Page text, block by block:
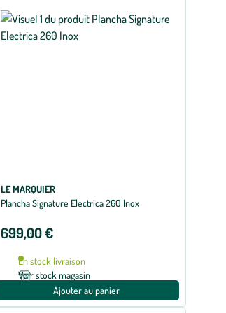
LE MARQUIER
Plancha Signature Electrica 260 Inox
699,00 €
En stock livraison
Voir stock magasin
Ajouter au panier